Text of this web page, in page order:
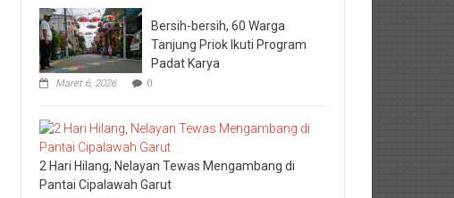
Bersih-bersih, 60 Warga
Tanjung Priok Ikuti Program
Padat Karya
Maret 6, 2026 0
2 Hari Hilang, Nelayan Tewas Mengambang di
Pantai Cipalawah Garut